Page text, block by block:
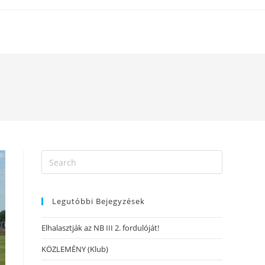
Legutóbbi Bejegyzések
Elhalasztják az NB III 2. fordulóját!
KÖZLEMÉNY (Klub)